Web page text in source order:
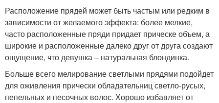
Расположение прядей может быть частым или редким в
зависимости от желаемого эффекта: более мелкие,
часто расположенные пряди придает прическе объем, а
широкие и расположенные далеко друг от друга создают
ощущение, что девушка – натуральная блондинка.
Больше всего мелирование светлыми прядями подойдет
для оживления прически обладательниц светло-русых,
пепельных и песочных волос. Хорошо избавляет от